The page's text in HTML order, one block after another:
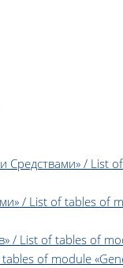
/ List
/ List of tables of
/ List of tables of
of module